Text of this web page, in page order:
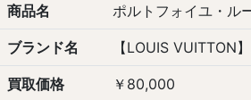
商品名 ポルトフォイユ・ル
ブランド名 【LOUIS VUITTON
買取価格 ￥80,000